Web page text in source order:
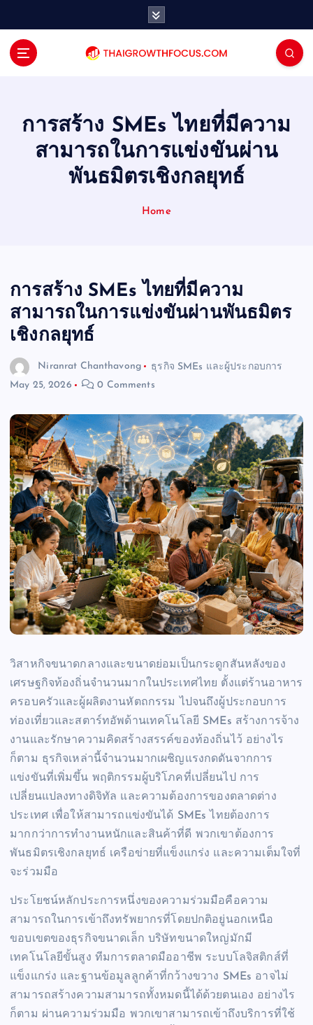
การสร้าง SMEs ไทยที่มีความ
สามารถในการแข่งขันผ่าน
พันธมิตรเชิงกลยุทธ์
Home
การสร้าง SMEs ไทยที่มีความ
สามารถในการแข่งขันผ่านพันธมิตร
เชิงกลยุทธ์
Niranrat Chanthavong
ธุรกิจ SMEs และผู้ประกอบการ
May 25, 2026
0 Comments
วิสาหกิจขนาดกลางและขนาดย่อมเป็นกระดูกสันหลังของ
เศรษฐกิจท้องถิ่นจำนวนมากในประเทศไทย ตั้งแต่ร้านอาหาร
ครอบครัวและผู้ผลิตงานหัตถกรรม ไปจนถึงผู้ประกอบการ
ท่องเที่ยวและสตาร์ทอัพด้านเทคโนโลยี SMEs สร้างการจ้าง
งานและรักษาความคิดสร้างสรรค์ของท้องถิ่นไว้ อย่างไร
ก็ตาม ธุรกิจเหล่านี้จำนวนมากเผชิญแรงกดดันจากการ
แข่งขันที่เพิ่มขึ้น พฤติกรรมผู้บริโภคที่เปลี่ยนไป การ
เปลี่ยนแปลงทางดิจิทัล และความต้องการของตลาดต่าง
ประเทศ เพื่อให้สามารถแข่งขันได้ SMEs ไทยต้องการ
มากกว่าการทำงานหนักและสินค้าที่ดี พวกเขาต้องการ
พันธมิตรเชิงกลยุทธ์ เครือข่ายที่แข็งแกร่ง และความเต็มใจที่
จะร่วมมือ
ประโยชน์หลักประการหนึ่งของความร่วมมือคือความ
สามารถในการเข้าถึงทรัพยากรที่โดยปกติอยู่นอกเหนือ
ขอบเขตของธุรกิจขนาดเล็ก บริษัทขนาดใหญ่มักมี
เทคโนโลยีขั้นสูง ทีมการตลาดมืออาชีพ ระบบโลจิสติกส์ที่
แข็งแกร่ง และฐานข้อมูลลูกค้าที่กว้างขวาง SMEs อาจไม่
สามารถสร้างความสามารถทั้งหมดนี้ได้ด้วยตนเอง อย่างไร
ก็ตาม ผ่านความร่วมมือ พวกเขาสามารถเข้าถึงบริการที่ใช้